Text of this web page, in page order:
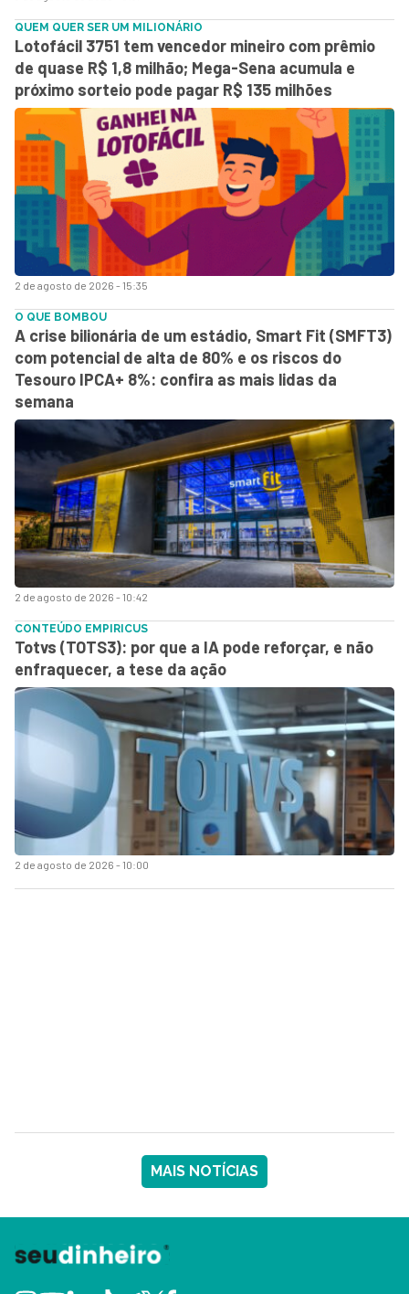
2 de agosto de 2026 - 15:35
QUEM QUER SER UM MILIONÁRIO
Lotofácil 3751 tem vencedor mineiro com prêmio
de quase R$ 1,8 milhão; Mega-Sena acumula e
próximo sorteio pode pagar R$ 135 milhões
2 de agosto de 2026 - 10:42
O QUE BOMBOU
A crise bilionária de um estádio, Smart Fit (SMFT3)
com potencial de alta de 80% e os riscos do
Tesouro IPCA+ 8%: confira as mais lidas da
semana
2 de agosto de 2026 - 10:00
CONTEÚDO EMPIRICUS
Totvs (TOTS3): por que a IA pode reforçar, e não
enfraquecer, a tese da ação
MAIS NOTÍCIAS